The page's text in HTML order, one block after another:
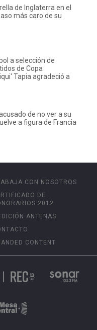
de Inglaterra en el
más caro de su
a selección de
de Copa
Tapia agradeció a
de no ver a su
a figura de Francia
CON NOSOTROS
DE
2012
ANTENAS
CONTENT